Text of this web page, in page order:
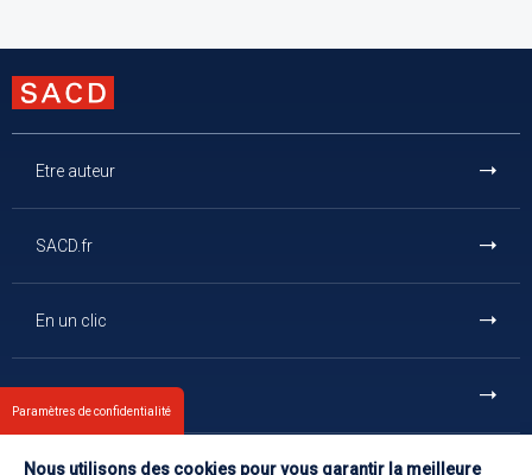
Etre auteur
SACD.fr
En un clic
Contact
Paramètres de confidentialité
Nous utilisons des cookies pour vous garantir la meilleure